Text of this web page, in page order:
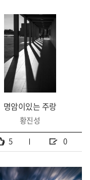
명암이있는 주랑
황진성
5
0